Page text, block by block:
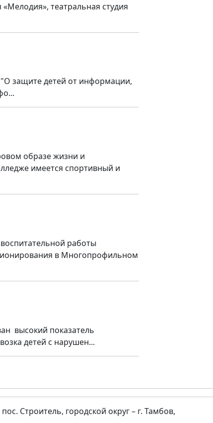
театральная студия
защите детей от информации,
образе жизни и
имеется спортивный и
работы
в Многопрофильном
высокий показатель
детей с нарушен...
Строитель, городской округ – г. Тамбов,